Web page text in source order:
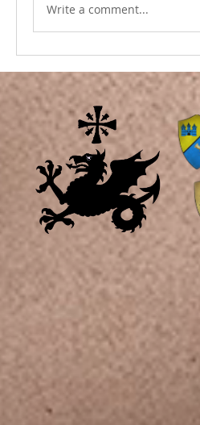
Write a comment...